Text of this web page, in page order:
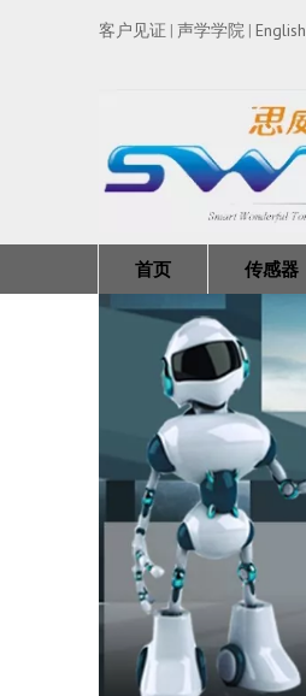
客户见证 | 声学学院 | English
首页 传感器